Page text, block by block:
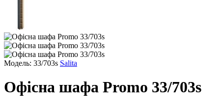
Модель: 33/703s Salita
Офісна шафа Promo 33/703s